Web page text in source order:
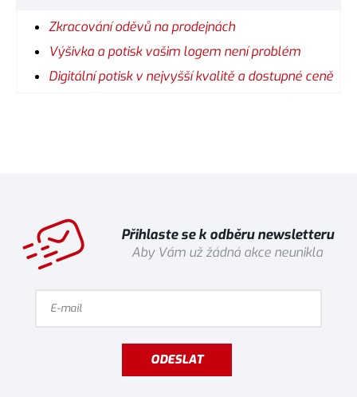
Zkracování oděvů na prodejnách
Výšivka a potisk vašim logem není problém
Digitální potisk v nejvyšší kvalitě a dostupné ceně
Přihlaste se k odběru newsletteru
Aby Vám už žádná akce neunikla
ODESLAT